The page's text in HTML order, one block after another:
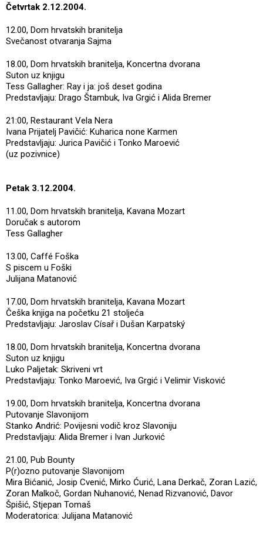
Četvrtak 2.12.2004.
12.00, Dom hrvatskih branitelja
Svečanost otvaranja Sajma
18.00, Dom hrvatskih branitelja, Koncertna dvorana
Suton uz knjigu
Tess Gallagher: Ray i ja: još deset godina
Predstavljaju: Drago Štambuk, Iva Grgić i Alida Bremer
21:00, Restaurant Vela Nera
Ivana Prijatelj Pavičić: Kuharica none Karmen
Predstavljaju: Jurica Pavičić i Tonko Maroević
(uz pozivnice)
Petak 3.12.2004.
11.00, Dom hrvatskih branitelja, Kavana Mozart
Doručak s autorom
Tess Gallagher
13.00, Caffé Foška
S piscem u Foški
Julijana Matanović
17.00, Dom hrvatskih branitelja, Kavana Mozart
Češka knjiga na početku 21 stoljeća
Predstavljaju: Jaroslav Císař i Dušan Karpatský
18.00, Dom hrvatskih branitelja, Koncertna dvorana
Suton uz knjigu
Luko Paljetak: Skriveni vrt
Predstavljaju: Tonko Maroević, Iva Grgić i Velimir Visković
19.00, Dom hrvatskih branitelja, Koncertna dvorana
Putovanje Slavonijom
Stanko Andrić: Povijesni vodič kroz Slavoniju
Predstavljaju: Alida Bremer i Ivan Jurković
21.00, Pub Bounty
P(r)ozno putovanje Slavonijom
Mira Bićanić, Josip Cvenić, Mirko Ćurić, Lana Derkač, Zoran Lazić,
Zoran Malkoč, Gordan Nuhanović, Nenad Rizvanović, Davor
Špišić, Stjepan Tomaš
Moderatorica: Julijana Matanović